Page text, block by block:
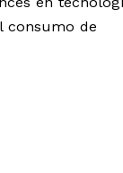
consumo de